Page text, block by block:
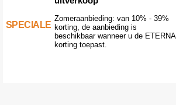
SPECIALE
Zomeraanbieding: van 10% - 39%
korting, de aanbieding is
beschikbaar wanneer u de ETERNA
korting toepast.